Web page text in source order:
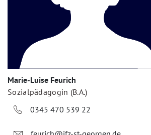
Marie-Luise Feurich
Sozialpädagogin (B.A.)
0345 470 539 22